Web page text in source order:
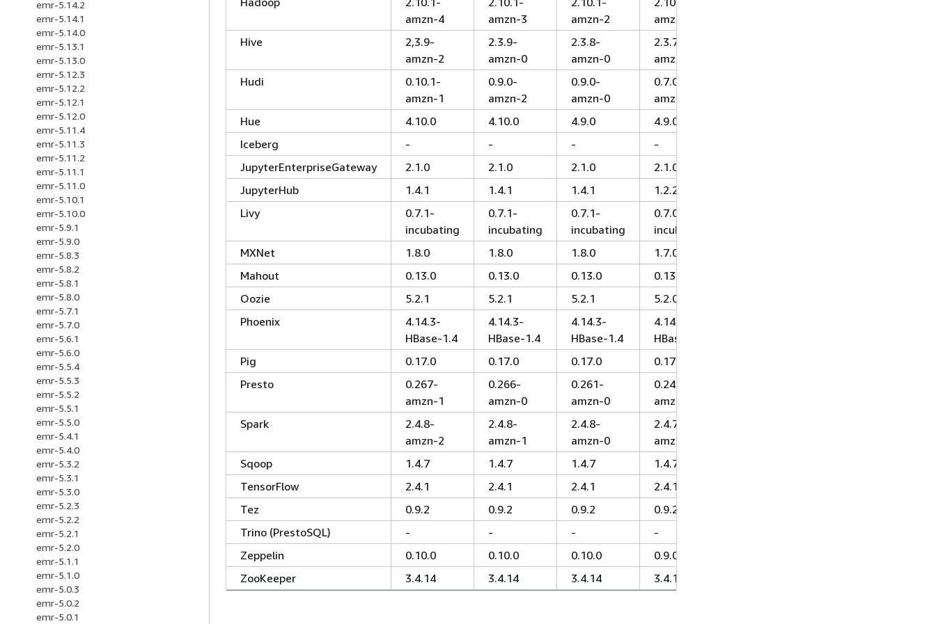
emr-5.14.2
emr-5.14.1
emr-5.14.0
emr-5.13.1
emr-5.13.0
emr-5.12.3
emr-5.12.2
emr-5.12.1
emr-5.12.0
emr-5.11.4
emr-5.11.3
emr-5.11.2
emr-5.11.1
emr-5.11.0
emr-5.10.1
emr-5.10.0
emr-5.9.1
emr-5.9.0
emr-5.8.3
emr-5.8.2
emr-5.8.1
emr-5.8.0
emr-5.7.1
emr-5.7.0
emr-5.6.1
emr-5.6.0
emr-5.5.4
emr-5.5.3
emr-5.5.2
emr-5.5.1
emr-5.5.0
emr-5.4.1
emr-5.4.0
emr-5.3.2
emr-5.3.1
emr-5.3.0
emr-5.2.3
emr-5.2.2
emr-5.2.1
emr-5.2.0
emr-5.1.1
emr-5.1.0
emr-5.0.3
emr-5.0.2
emr-5.0.1
amzn-4
amzn-3
amzn-2
amzn-1.1
Hive
2,3.9-
amzn-2
2.3.9-
amzn-0
2.3.8-
amzn-0
2.3.7-
amzn-4
Hudi
0.10.1-
amzn-1
0.9.0-
amzn-2
0.9.0-
amzn-0
0.7.0-
amzn-1
Hue
4.10.0 4.10.0 4.9.0
4.9.0
Iceberg
- - -
-
JupyterEnterpriseGateway
2.1.0 2.1.0 2.1.0
2.1.0
JupyterHub
1.4.1 1.4.1 1.4.1
1.2.2
Livy
0.7.1-
incubating
0.7.1-
incubating
0.7.1-
incubating
0.7.0-
incubating
MXNet
1.8.0 1.8.0 1.8.0
1.7.0
Mahout
0.13.0 0.13.0 0.13.0
0.13.0
Oozie
5.2.1 5.2.1 5.2.1
5.2.0
Phoenix
4.14.3-
HBase-1.4
4.14.3-
HBase-1.4
4.14.3-
HBase-1.4
4.14.3-
HBase-1.4
Pig
0.17.0 0.17.0 0.17.0
0.17.0
Presto
0.267-
amzn-1
0.266-
amzn-0
0.261-
amzn-0
0.245.1-
amzn-0
Spark
2.4.8-
amzn-2
2.4.8-
amzn-1
2.4.8-
amzn-0
2.4.7-
amzn-1.1
Sqoop
1.4.7 1.4.7 1.4.7
1.4.7
TensorFlow
2.4.1 2.4.1 2.4.1
2.4.1
Tez
0.9.2 0.9.2 0.9.2
0.9.2
Trino (PrestoSQL)
- - -
-
Zeppelin
0.10.0 0.10.0 0.10.0
0.9.0
ZooKeeper
3.4.14 3.4.14 3.4.14 3.4.14